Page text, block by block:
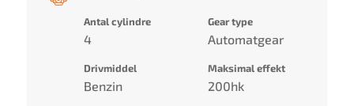
Antal cylindre
4
Gear type
Automatgear
Drivmiddel
Benzin
Maksimal effekt
200hk